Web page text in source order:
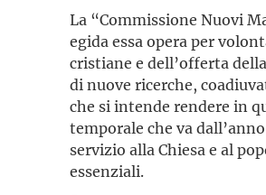
La “Commissione Nuovi
egida essa opera per
cristiane e dell’offerta
di nuove ricerche,
che si intende rendere in
temporale che va
servizio alla Chiesa e al
essenziali.